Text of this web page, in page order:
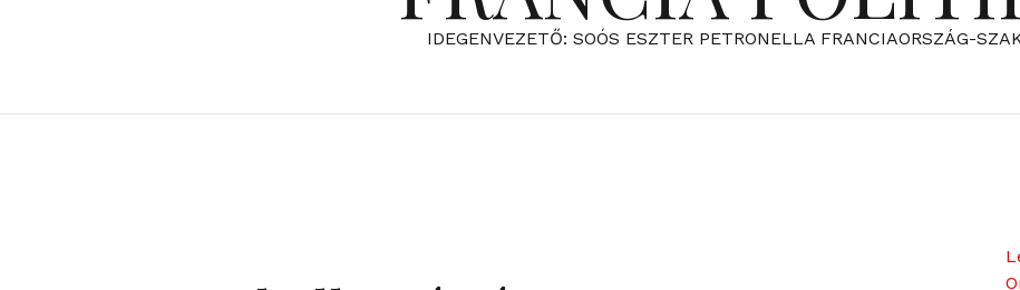
IDEGENVEZETŐ: SOÓS ESZTER PETRONELLA FRANCIAORSZÁG-